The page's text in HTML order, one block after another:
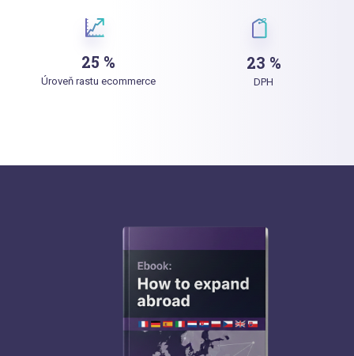
25 %
Úroveň rastu ecommerce
23 %
DPH